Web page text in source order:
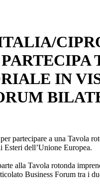
IN
partecipare a una Tavola
dell’Unione Europea.
alla Tavola rotonda
Business Forum tra i